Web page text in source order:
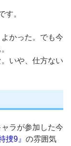
す。
かった。でも今
いや、仕方ない
ラが参加した今
捜9』 の雰囲気